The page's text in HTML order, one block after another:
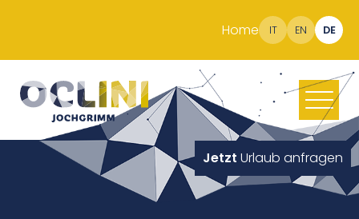
Home IT EN DE
Jetzt Urlaub anfragen